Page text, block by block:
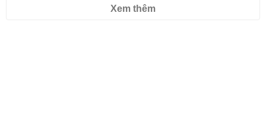
Xem thêm